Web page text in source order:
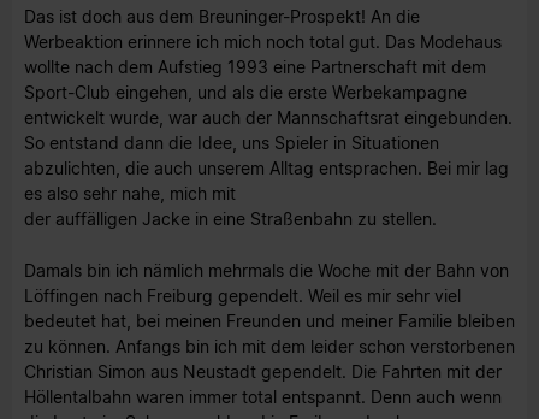
Das ist doch aus dem Breuninger-Prospekt! An die
Werbeaktion erinnere ich mich noch total gut. Das Modehaus
wollte nach dem Aufstieg 1993 eine Partnerschaft mit dem
Sport-Club eingehen, und als die erste Werbekampagne
entwickelt wurde, war auch der Mannschaftsrat eingebunden.
So entstand dann die Idee, uns Spieler in Situationen
abzulichten, die auch unserem Alltag entsprachen. Bei mir lag
es also sehr nahe, mich mit
der auffälligen Jacke in eine Straßenbahn zu stellen.
Damals bin ich nämlich mehrmals die Woche mit der Bahn von
Löffingen nach Freiburg gependelt. Weil es mir sehr viel
bedeutet hat, bei meinen Freunden und meiner Familie bleiben
zu können. Anfangs bin ich mit dem leider schon verstorbenen
Christian Simon aus Neustadt gependelt. Die Fahrten mit der
Höllentalbahn waren immer total entspannt. Denn auch wenn